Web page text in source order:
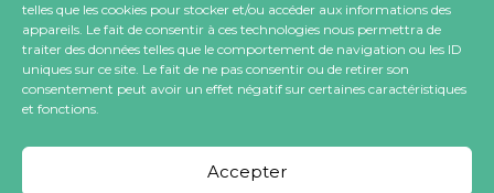
telles que les cookies pour stocker et/ou accéder aux informations des
appareils. Le fait de consentir à ces technologies nous permettra de
traiter des données telles que le comportement de navigation ou les ID
uniques sur ce site. Le fait de ne pas consentir ou de retirer son
consentement peut avoir un effet négatif sur certaines caractéristiques
et fonctions.
Accepter
Blog
Contactez-nous
contact@locacoeur.com
(+33) 0806 079 112